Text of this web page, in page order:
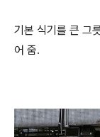
기본 식기를 큰 그
어 줌.